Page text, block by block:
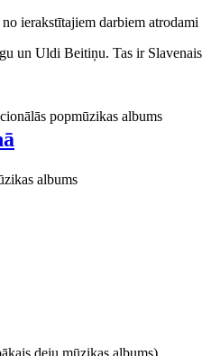
ierakstītajiem darbiem
un Uldi Beitiņu. Tas ir
popmūzikas albums
albums
deju mūzikas albums)